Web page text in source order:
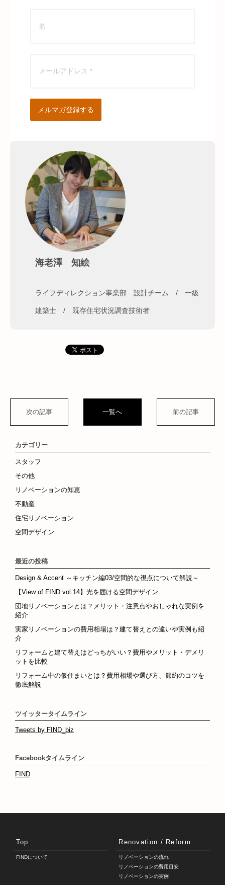
メルマガ登録する
海老澤 知絵
ライフディレクション事業部 設計チーム / 一級
建築士 / 既存住宅状況調査技術者
次の記事 一覧へ 前の記事
カテゴリー
スタッフ
その他
リノベーションの知恵
不動産
住宅リノベーション
空間デザイン
最近の投稿
Design & Accent ～キッチン編03/空間的な視点について解説～
【View of FIND vol.14】光を届ける空間デザイン
団地リノベーションとは？メリット・注意点やおしゃれな実例を
紹介
実家リノベーションの費用相場は？建て替えとの違いや実例も紹
介
リフォームと建て替えはどっちがいい？費用やメリット・デメリ
ットを比較
リフォーム中の仮住まいとは？費用相場や選び方、節約のコツを
徹底解説
ツイッタータイムライン
Tweets by FIND_biz
Facebookタイムライン
FIND
Top
FINDについて
Renovation / Reform
リノベーションの流れ
リノベーションの費用目安
リノベーションの実例